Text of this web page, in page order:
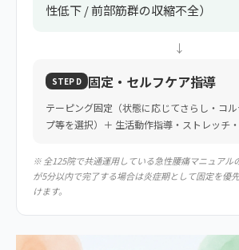
性低下 / 前部筋群の収縮不全）
↓
STEP D 固定・セルフケア指導
テーピング固定（状態に応じてさらし・コ
プ等を選択）＋ 生活動作指導・ストレッチ
※ 全125院で共通運用している急性腰痛マニュアル
が5分以内で完了する場合は炎症期として固定を優
けます。